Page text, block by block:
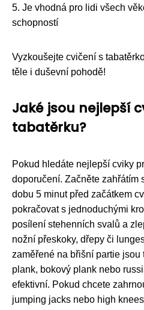
5. Je vhodná pro lidi všech
schopností
Vyzkoušejte cvičení s
těle i duševní pohodě!
Jaké jsou nejlepší
tabatěrku?
Pokud hledáte nejlepší cviky
doporučení. Začněte zahřátím
dobu 5 minut před začátkem
pokračovat s jednoduchými
posílení stehenních svalů a
nožní přeskoky, dřepy či
zaměřené na břišní partie jsou
plank, bokový plank nebo
efektivní. Pokud chcete
jumping jacks nebo high